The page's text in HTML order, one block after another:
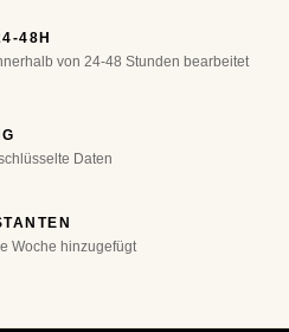
48H
von 24-48 Stunden bearbeitet
Daten
Woche hinzugefügt